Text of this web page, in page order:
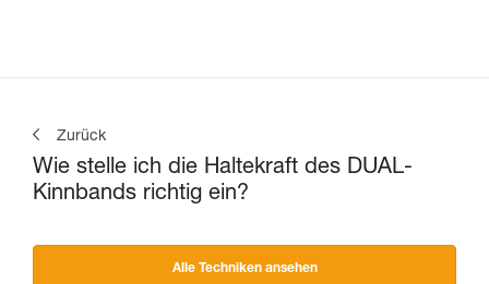
Zurück
Wie stelle ich die Haltekraft des DUAL-
Kinnbands richtig ein?
Alle Techniken ansehen